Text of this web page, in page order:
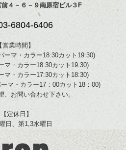
４－６－９南原宿ビル３F
6804-6406
【営業時間】
ーマ・カラー18:30カット19:30)
マ・カラー18:30カット19:30)
マ・カラー17:30カット18:30)
マ・カラー17：00カット18：00)
お問い合わせ下さい。
【定休日】
日、第1,3水曜日